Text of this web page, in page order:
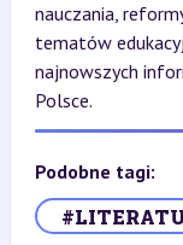
nauczania,
tematów
najnowszych
Polsce.
Podobne tagi: